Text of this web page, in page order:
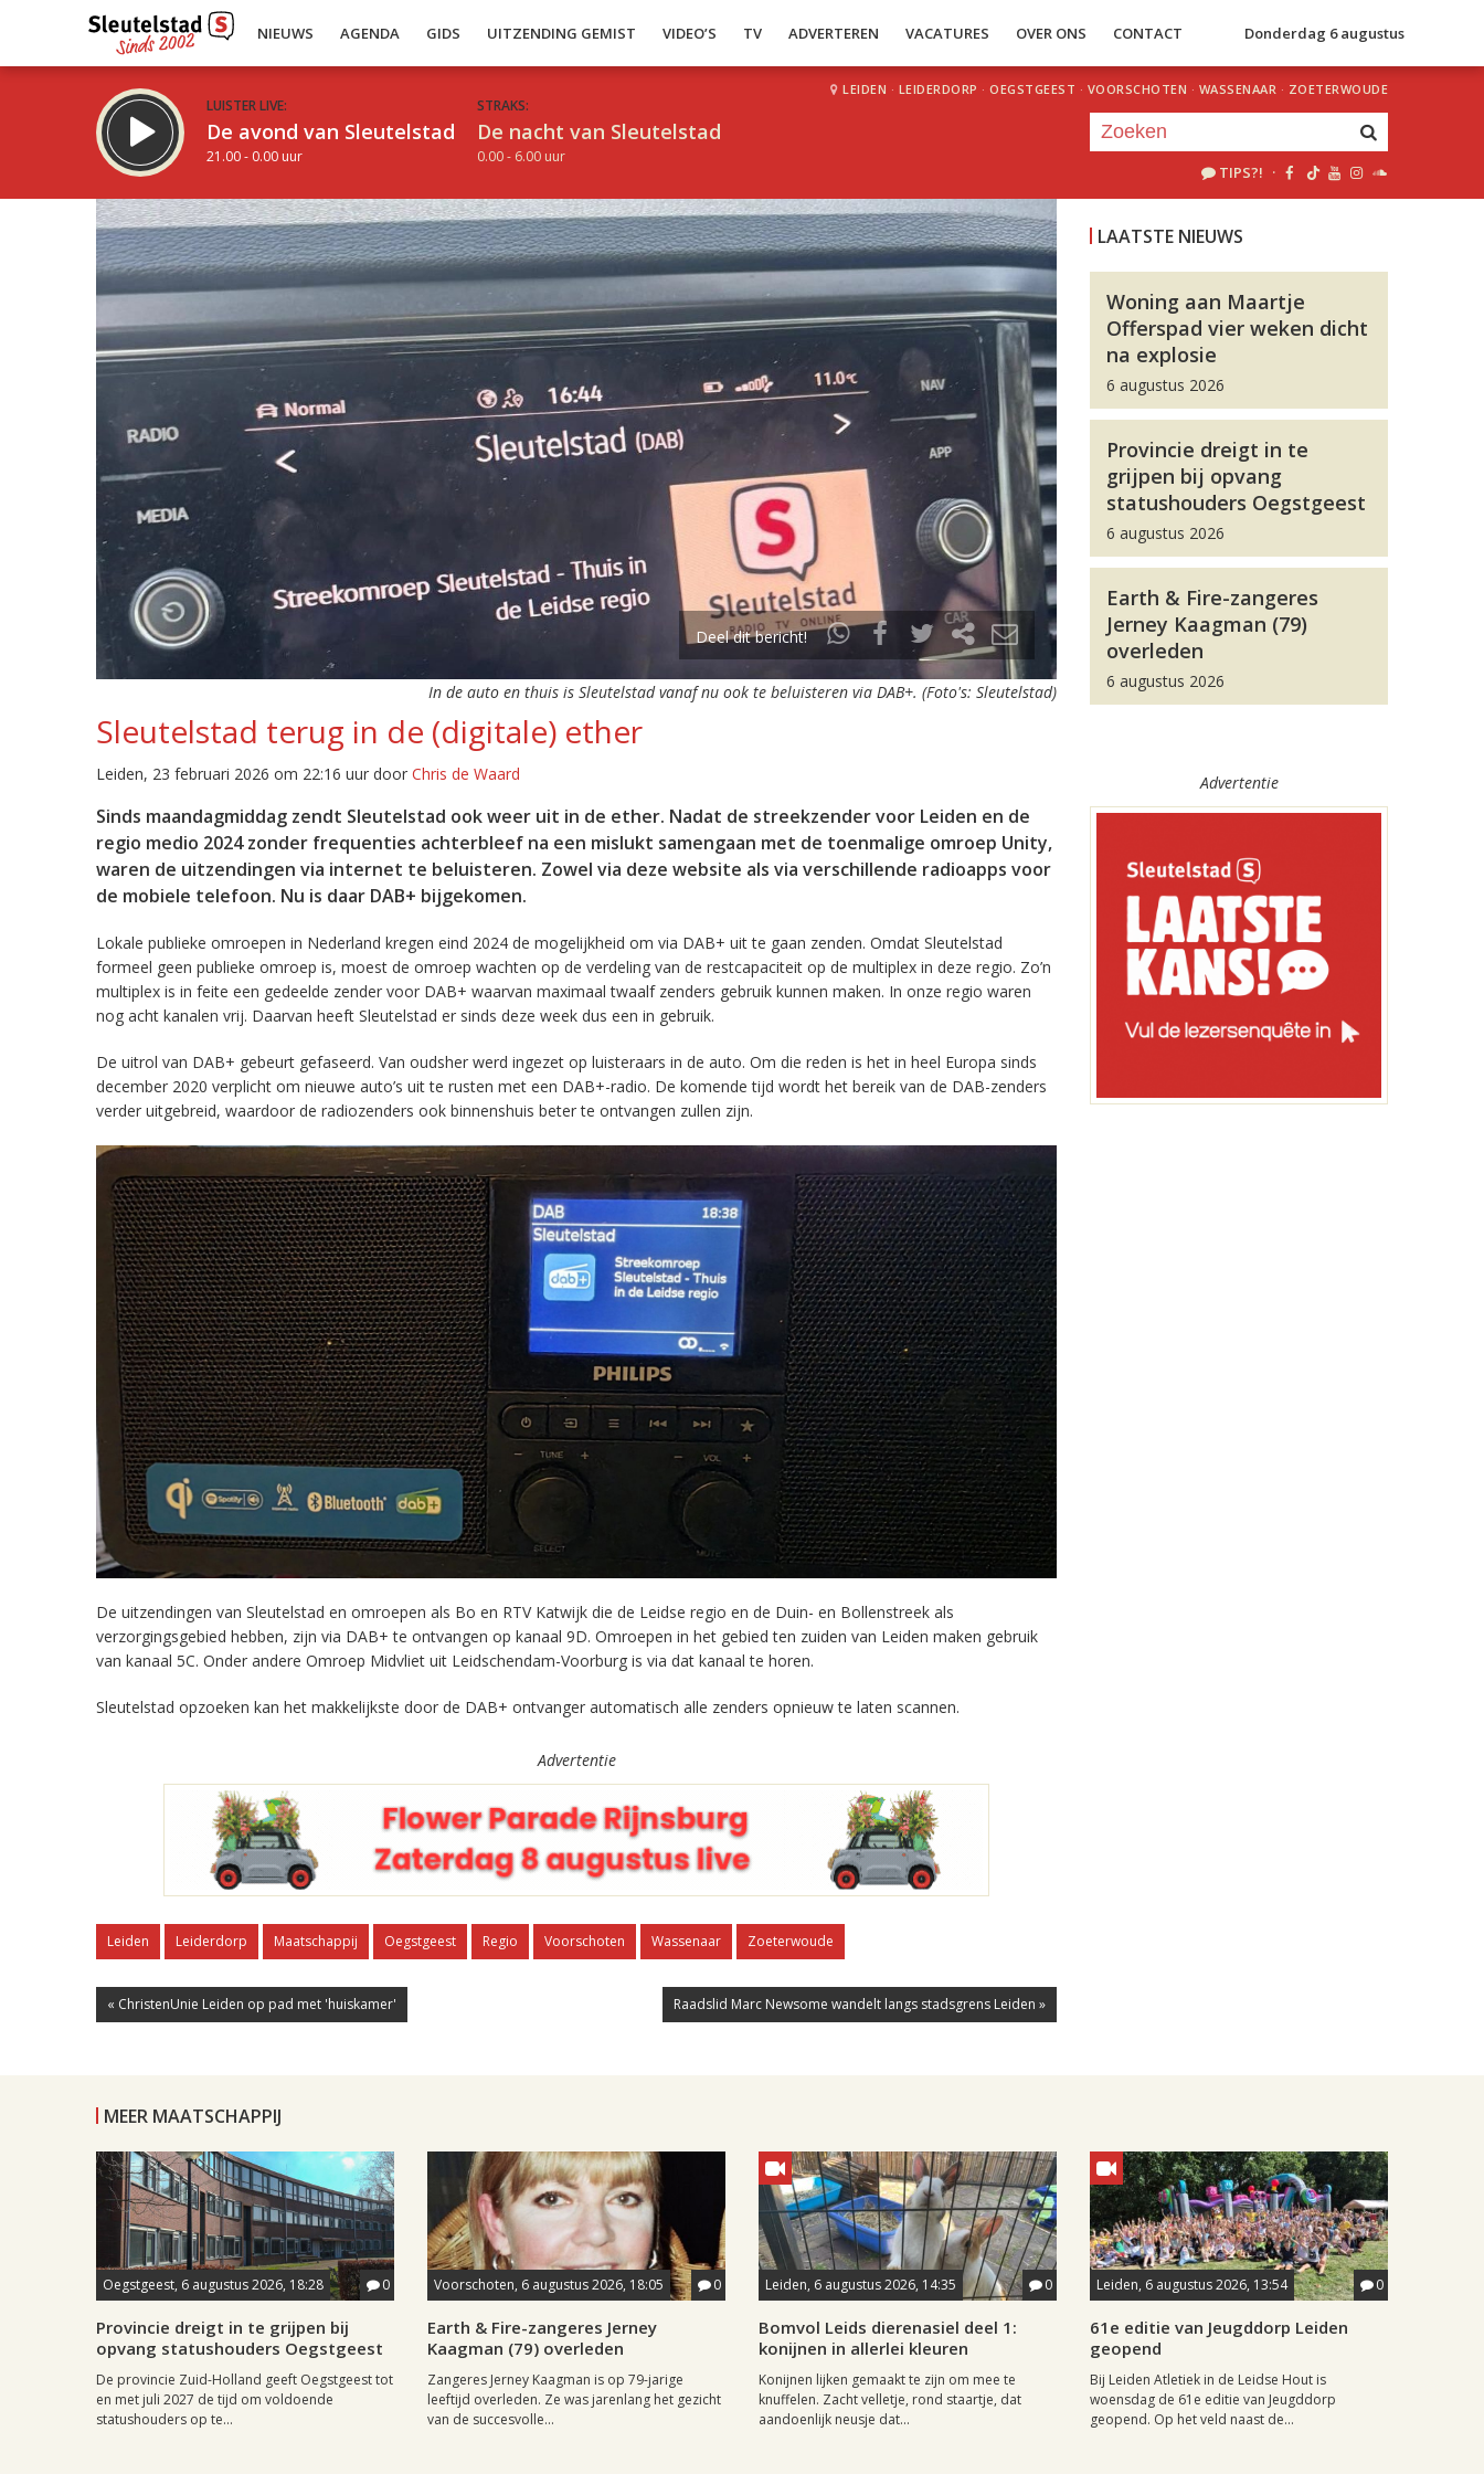
NIEUWS AGENDA GIDS UITZENDING GEMIST VIDEO’S TV ADVERTEREN VACATURES OVER ONS CONTACT Donderdag 6 augustus
LUISTER LIVE:
De avond van Sleutelstad
21.00 - 0.00 uur
STRAKS:
De nacht van Sleutelstad
0.00 - 6.00 uur
LEIDEN · LEIDERDORP · OEGSTGEEST · VOORSCHOTEN · WASSENAAR · ZOETERWOUDE
TIPS?! ·
Deel dit bericht!
In de auto en thuis is Sleutelstad vanaf nu ook te beluisteren via DAB+. (Foto's: Sleutelstad)
Sleutelstad terug in de (digitale) ether
Leiden, 23 februari 2026 om 22:16 uur door Chris de Waard
Sinds maandagmiddag zendt Sleutelstad ook weer uit in de ether. Nadat de streekzender voor Leiden en de
regio medio 2024 zonder frequenties achterbleef na een mislukt samengaan met de toenmalige omroep Unity,
waren de uitzendingen via internet te beluisteren. Zowel via deze website als via verschillende radioapps voor
de mobiele telefoon. Nu is daar DAB+ bijgekomen.
Lokale publieke omroepen in Nederland kregen eind 2024 de mogelijkheid om via DAB+ uit te gaan zenden. Omdat Sleutelstad
formeel geen publieke omroep is, moest de omroep wachten op de verdeling van de restcapaciteit op de multiplex in deze regio. Zo’n
multiplex is in feite een gedeelde zender voor DAB+ waarvan maximaal twaalf zenders gebruik kunnen maken. In onze regio waren
nog acht kanalen vrij. Daarvan heeft Sleutelstad er sinds deze week dus een in gebruik.
De uitrol van DAB+ gebeurt gefaseerd. Van oudsher werd ingezet op luisteraars in de auto. Om die reden is het in heel Europa sinds
december 2020 verplicht om nieuwe auto’s uit te rusten met een DAB+-radio. De komende tijd wordt het bereik van de DAB-zenders
verder uitgebreid, waardoor de radiozenders ook binnenshuis beter te ontvangen zullen zijn.
De uitzendingen van Sleutelstad en omroepen als Bo en RTV Katwijk die de Leidse regio en de Duin- en Bollenstreek als
verzorgingsgebied hebben, zijn via DAB+ te ontvangen op kanaal 9D. Omroepen in het gebied ten zuiden van Leiden maken gebruik
van kanaal 5C. Onder andere Omroep Midvliet uit Leidschendam-Voorburg is via dat kanaal te horen.
Sleutelstad opzoeken kan het makkelijkste door de DAB+ ontvanger automatisch alle zenders opnieuw te laten scannen.
Advertentie
Leiden Leiderdorp Maatschappij Oegstgeest Regio Voorschoten Wassenaar Zoeterwoude
« ChristenUnie Leiden op pad met 'huiskamer' Raadslid Marc Newsome wandelt langs stadsgrens Leiden »
LAATSTE NIEUWS
Woning aan Maartje
Offerspad vier weken dicht
na explosie
6 augustus 2026
Provincie dreigt in te
grijpen bij opvang
statushouders Oegstgeest
6 augustus 2026
Earth & Fire-zangeres
Jerney Kaagman (79)
overleden
6 augustus 2026
Advertentie
MEER MAATSCHAPPIJ
Oegstgeest, 6 augustus 2026, 18:28 0
Provincie dreigt in te grijpen bij
opvang statushouders Oegstgeest
De provincie Zuid-Holland geeft Oegstgeest tot
en met juli 2027 de tijd om voldoende
statushouders op te...
Voorschoten, 6 augustus 2026, 18:05 0
Earth & Fire-zangeres Jerney
Kaagman (79) overleden
Zangeres Jerney Kaagman is op 79-jarige
leeftijd overleden. Ze was jarenlang het gezicht
van de succesvolle...
Leiden, 6 augustus 2026, 14:35 0
Bomvol Leids dierenasiel deel 1:
konijnen in allerlei kleuren
Konijnen lijken gemaakt te zijn om mee te
knuffelen. Zacht velletje, rond staartje, dat
aandoenlijk neusje dat...
Leiden, 6 augustus 2026, 13:54 0
61e editie van Jeugddorp Leiden
geopend
Bij Leiden Atletiek in de Leidse Hout is
woensdag de 61e editie van Jeugddorp
geopend. Op het veld naast de...